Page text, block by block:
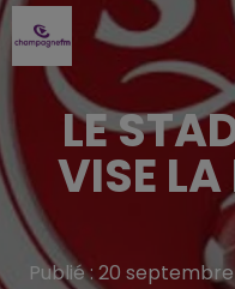
LE
VISE LA
Publié : 20